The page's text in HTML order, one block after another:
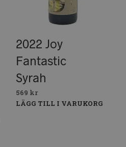
2022 Joy
Fantastic
Syrah
569 kr
LÄGG TILL I VARUKORG